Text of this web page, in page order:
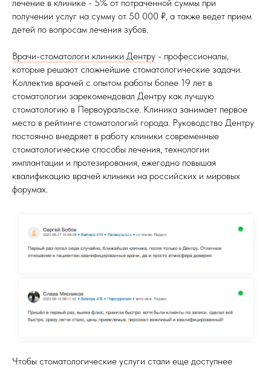
лечение в клинике - 5% от потраченной суммы при
получении услуг на сумму от 50 000 ₽, а также ведет прием
детей по вопросам лечения зубов.
Врачи-стоматологи клиники Дентру - профессионалы,
которые решают сложнейшие стоматологические задачи.
Коллектив врачей с опытом работы более 19 лет в
стоматологии зарекомендовал Дентру как лучшую
стоматологию в Первоуральске. Клиника занимает первое
место в рейтинге стоматологий города. Руководство Дентру
постоянно внедряет в работу клиники современные
стоматологические способы лечения, технологии
имплантации и протезирования, ежегодно повышая
квалификацию врачей клиники на российских и мировых
форумах.
Чтобы стоматологические услуги стали еще доступнее